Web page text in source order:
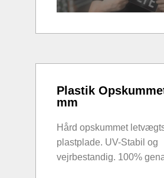
Plastik
mm
Hård opskummet
plastplade. UV-Stabil og
vejrbestandig. 100%